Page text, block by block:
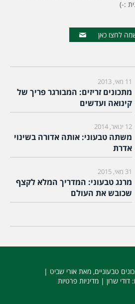
:-)
לחצו כאן
11 מאי, 2013
מתכונים זריזים: המבורגר פריך של
קינואה ועדשים
12 ינואר, 2014
משתה טבעוני: אותה אדורה בשינוי
אדרת
31 מאי, 2015
מרנג טבעוני: המדריך המלא לקצף
שכובש את העולם
טבעוניים, מאת אורי שביט |
: דודי שרון | מדיניות פרטיות